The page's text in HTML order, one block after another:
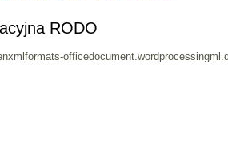
RODO